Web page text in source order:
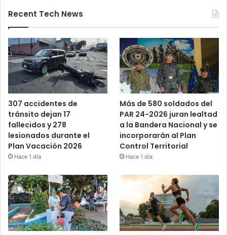
Recent Tech News
307 accidentes de
tránsito dejan 17
fallecidos y 278
lesionados durante el
Plan Vacación 2026
Hace 1 día
Más de 580 soldados del
PAR 24-2026 juran lealtad
a la Bandera Nacional y se
incorporarán al Plan
Control Territorial
Hace 1 día